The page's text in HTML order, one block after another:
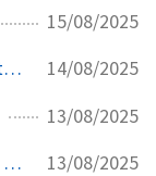
15/08/2025
Inclusão de Silas Malafaia no inquérito sobre obstrução da ação do golpe, junto com Jair Bolsonaro, Eduardo Bolsonaro e Paulo Figueiredo, por supostas ações contra o STF e TSE nos EUA 14/08/2025
13/08/2025
EUA revogam vistos de autoridades brasileiras ligadas ao Mais Médicos 13/08/2025